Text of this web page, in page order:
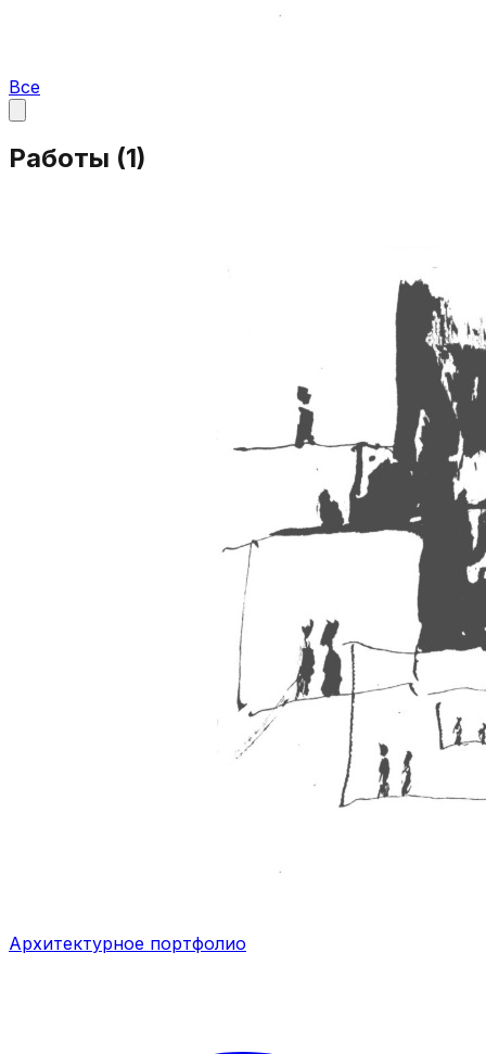
Все
Работы (1)
Архитектурное портфолио